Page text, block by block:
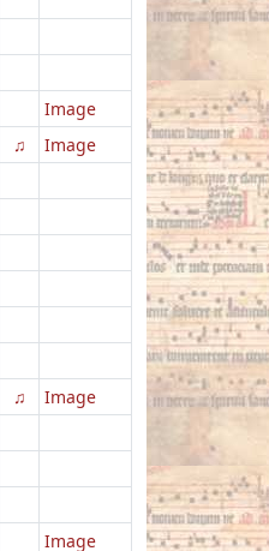
Image
♫
Image
♫
Image
Image